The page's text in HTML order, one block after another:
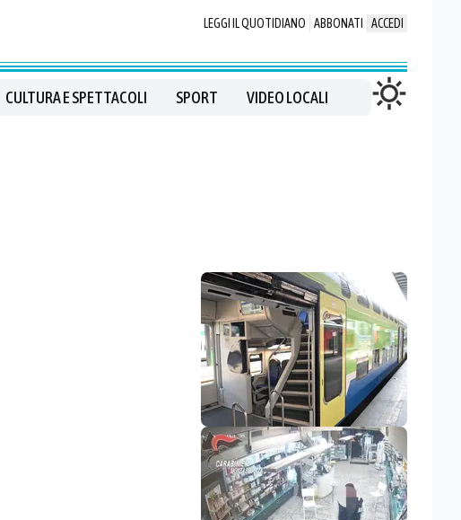
LEGGI IL QUOTIDIANO ABBONATI ACCEDI
CULTURA E SPETTACOLI SPORT VIDEO LOCALI